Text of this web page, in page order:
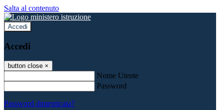
Salta al contenuto
Accedi
Accedi
button close ×
Nome Utente
Password
Password dimenticata?